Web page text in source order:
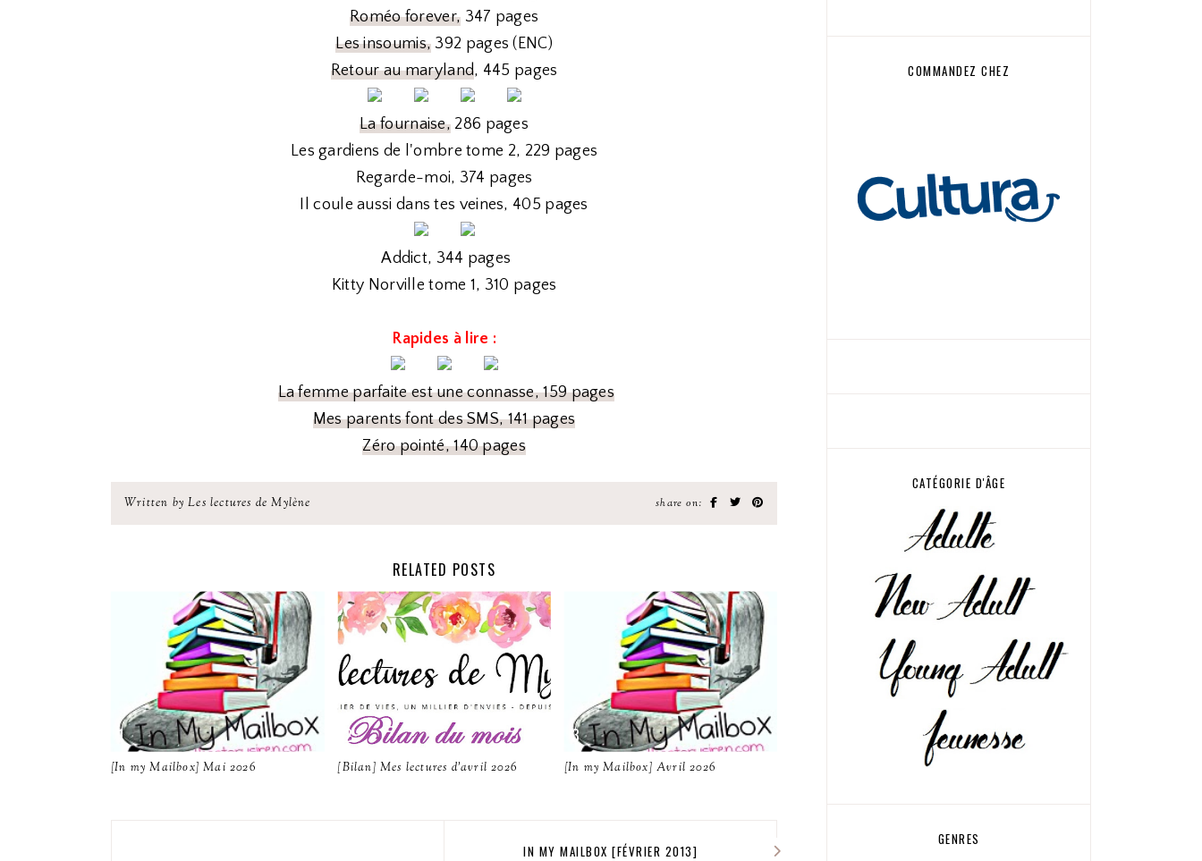
Roméo forever, 347 pages
Les insoumis, 392 pages (ENC)
Retour au maryland, 445 pages
La fournaise, 286 pages
Les gardiens de l'ombre tome 2, 229 pages
Regarde-moi, 374 pages
Il coule aussi dans tes veines, 405 pages
Addict, 344 pages
Kitty Norville tome 1, 310 pages
Rapides à lire :
La femme parfaite est une connasse, 159 pages
Mes parents font des SMS, 141 pages
Zéro pointé, 140 pages
Written by Les lectures de Mylène share on:
RELATED POSTS
[In my Mailbox] Mai 2026 [Bilan] Mes lectures d'avril 2026 [In my Mailbox] Avril 2026
IN MY MAILBOX [FÉVRIER 2013]
COMMANDEZ CHEZ
CATÉGORIE D'ÂGE
GENRES